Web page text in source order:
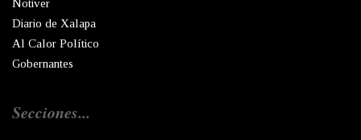
Notiver
Diario de Xalapa
Al Calor Político
Gobernantes
Secciones...